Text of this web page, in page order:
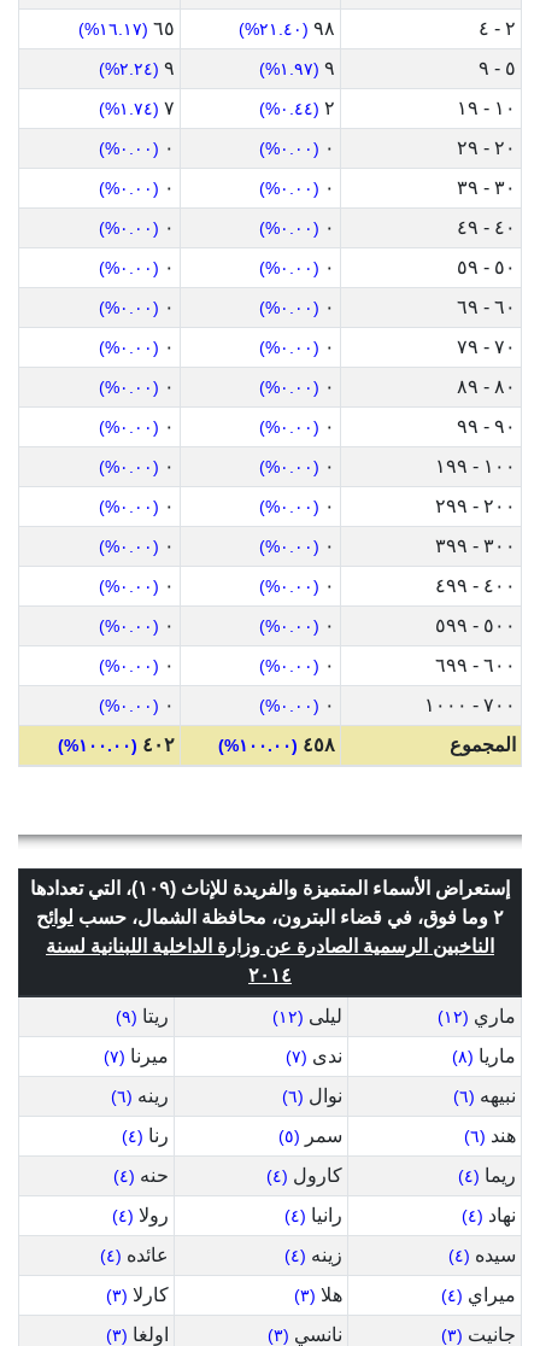
٢ - ٤ ٩٨ (٢١.٤٠%) ٦٥ (١٦.١٧%)
٥ - ٩ ٩ (١.٩٧%) ٩ (٢.٢٤%)
١٠ - ١٩ ٢ (٠.٤٤%) ٧ (١.٧٤%)
٢٠ - ٢٩ ٠ (٠.٠٠%) ٠ (٠.٠٠%)
٣٠ - ٣٩ ٠ (٠.٠٠%) ٠ (٠.٠٠%)
٤٠ - ٤٩ ٠ (٠.٠٠%) ٠ (٠.٠٠%)
٥٠ - ٥٩ ٠ (٠.٠٠%) ٠ (٠.٠٠%)
٦٠ - ٦٩ ٠ (٠.٠٠%) ٠ (٠.٠٠%)
٧٠ - ٧٩ ٠ (٠.٠٠%) ٠ (٠.٠٠%)
٨٠ - ٨٩ ٠ (٠.٠٠%) ٠ (٠.٠٠%)
٩٠ - ٩٩ ٠ (٠.٠٠%) ٠ (٠.٠٠%)
١٠٠ - ١٩٩ ٠ (٠.٠٠%) ٠ (٠.٠٠%)
٢٠٠ - ٢٩٩ ٠ (٠.٠٠%) ٠ (٠.٠٠%)
٣٠٠ - ٣٩٩ ٠ (٠.٠٠%) ٠ (٠.٠٠%)
٤٠٠ - ٤٩٩ ٠ (٠.٠٠%) ٠ (٠.٠٠%)
٥٠٠ - ٥٩٩ ٠ (٠.٠٠%) ٠ (٠.٠٠%)
٦٠٠ - ٦٩٩ ٠ (٠.٠٠%) ٠ (٠.٠٠%)
٧٠٠ - ١٠٠٠ ٠ (٠.٠٠%) ٠ (٠.٠٠%)
المجموع ٤٥٨ (١٠٠.٠٠%) ٤٠٢ (١٠٠.٠٠%)
إستعراض الأسماء المتميزة والفريدة للإناث (١٠٩)، التي تعدادها
٢ وما فوق، في قضاء البترون، محافظة الشمال، حسب
لوائح
الناخبين الرسمية الصادرة عن وزارة الداخلية اللبنانية لسنة
٢٠١٤
ماري (١٢) ليلى (١٢) ريتا (٩)
ماريا (٨) ندى (٧) ميرنا (٧)
نبيهه (٦) نوال (٦) رينه (٦)
هند (٦) سمر (٥) رنا (٤)
ريما (٤) كارول (٤) حنه (٤)
نهاد (٤) رانيا (٤) رولا (٤)
سيده (٤) زينه (٤) عائده (٤)
ميراي (٤) هلا (٣) كارلا (٣)
جانيت (٣) نانسي (٣) اولغا (٣)